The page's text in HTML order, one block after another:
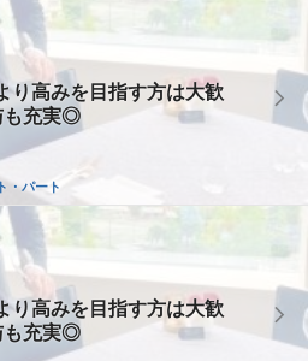
り高みを目指す方は大歓
も充実◎
・パート
り高みを目指す方は大歓
も充実◎